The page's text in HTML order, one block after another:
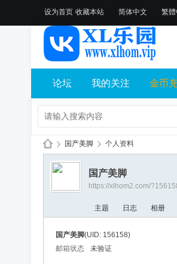
设为首页 收藏本站 简体中文 繁體
论坛 我的关注 金币
X
乐
› 国产美脚 › 个人资料
国产美脚
https://xlhom2.com/
主题 日志 相册
国产美脚(UID: 156158)
邮箱状态
未验证